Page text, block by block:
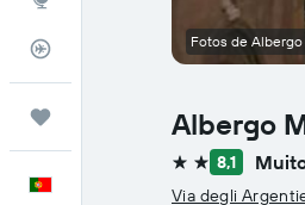
Monitorizador de voos
Albergo
2 estrelas
8,1
Via degli
Fotos de